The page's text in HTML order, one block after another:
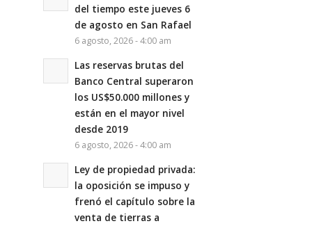
del tiempo este jueves 6
de agosto en San Rafael
6 agosto, 2026 - 4:00 am
Las reservas brutas del
Banco Central superaron
los US$50.000 millones y
están en el mayor nivel
desde 2019
6 agosto, 2026 - 4:00 am
Ley de propiedad privada:
la oposición se impuso y
frenó el capítulo sobre la
venta de tierras a